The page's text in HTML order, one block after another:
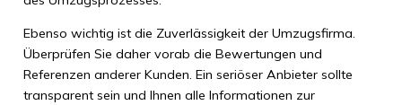
Ebenso wichtig ist die Zuverlässigkeit der Umzugsfirma.
Überprüfen Sie daher vorab die Bewertungen und
Referenzen anderer Kunden. Ein seriöser Anbieter sollte
transparent sein und Ihnen alle Informationen zur